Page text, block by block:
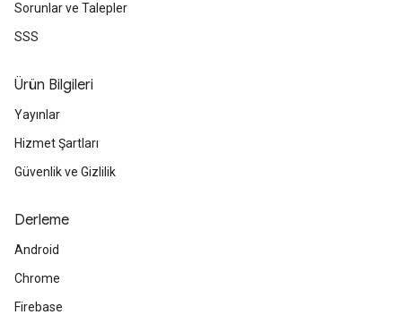
Sorunlar ve Talepler
SSS
Ürün Bilgileri
Yayınlar
Hizmet Şartları
Güvenlik ve Gizlilik
Derleme
Android
Chrome
Firebase